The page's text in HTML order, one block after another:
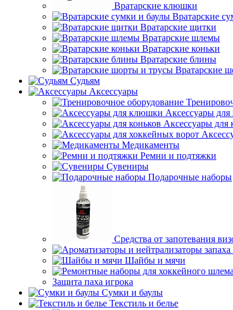
Вратарские клюшки
Вратарские
Вратарские щитки
Вратарские шлемы
Вратарские коньки
Вратарские блины
Вратарские
Судьям
Аксессуары
Аксессуары
Аксессуары для
Медикаменты
Ремни и подтяжки
Сувениры
Подарочные наборы
Средства от запотевания
Шайбы и мячи
Защита паха игрока
Сумки и баулы
Текстиль и белье